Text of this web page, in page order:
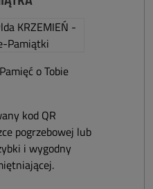
o Tobie
kod QR
pogrzebowej lub
i wygodny